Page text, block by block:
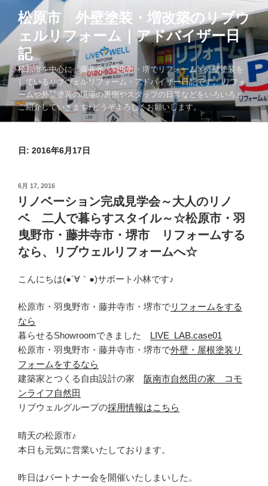
テ
ツ
へ
キ
ッ
松原市 外壁塗装・増改築のリブウ
ェルリフォーム｜アドバイザー日
記
松原市を中心に、藤井寺・羽曳野・堺でリフォーム・外壁塗装を
しているリブウェルリフォーム・アドバイザー日記です。 リフォ
ームや外壁塗装の現場の裏側やスタッフの日常などをいろいろと
ご紹介していきます♪どうぞよろしくお願いします。
日: 2016年6月17日
投
稿
日:
6月 17, 2016
リノベーション完成見学会～大人のリノ
ベ 二人で暮らすスタイル～☆松原市・羽
曳野市・藤井寺市・堺市 リフォームする
なら、リブウェルリフォームへ☆
こんにちは(●´∀｀●)サポート小林です♪
松原市・羽曳野市・藤井寺市・堺市でリフォームをする
なら
暮らせるShowroomできました LIVE_LAB.case01
松原市・羽曳野市・藤井寺市・堺市で外壁・屋根塗装リ
フォームをするなら
建築家とつくる自由設計の家 阪南市自然田の家 コモ
ンライフ自然田
リブウェルグループの採用情報はこちら
晴天の松原市♪
本日も元気に営業いたしております。
昨日はパートナー会を開催いたしまいした。